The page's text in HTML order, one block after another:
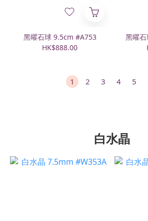
黑曜石球 9.5cm #A753
HK$888.00
黑曜
1 2 3 4 5
白水晶